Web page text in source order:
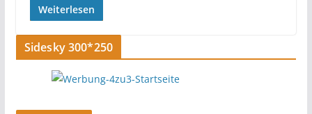
Weiterlesen
Sidesky 300*250